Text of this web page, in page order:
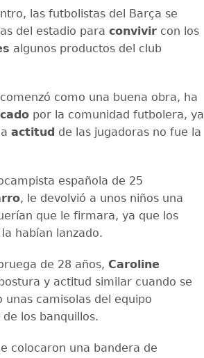
las futbolistas del Barça se
del estadio para convivir con los
algunos productos del club
como una buena obra, ha
por la comunidad futbolera, ya
actitud de las jugadoras no fue la
española de 25
, le devolvió a unos niños una
que le firmara, ya que los
habían lanzado.
de 28 años, Caroline
y actitud similar cuando se
camisolas del equipo
los banquillos.
colocaron una bandera de